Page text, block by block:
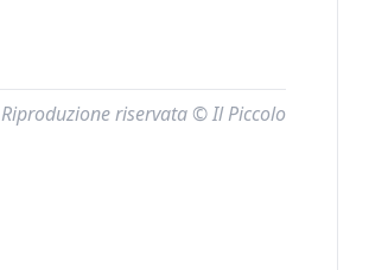
Riproduzione riservata © Il Piccolo